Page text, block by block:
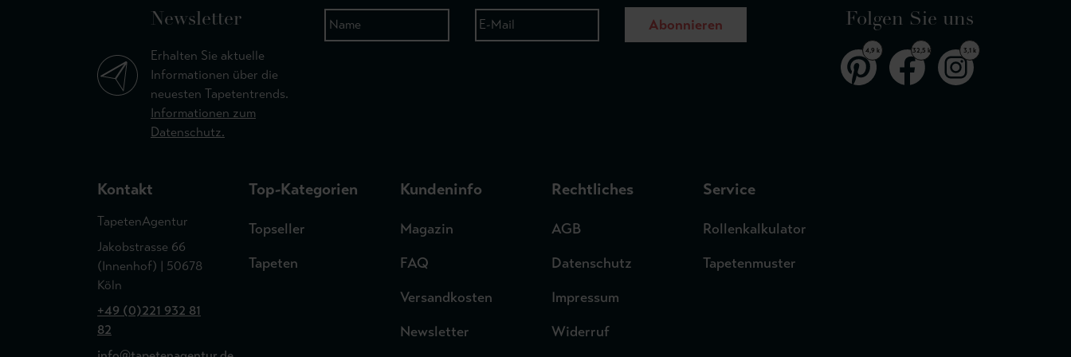
Newsletter
Erhalten Sie aktuelle
Informationen über die
neuesten Tapetentrends.
Informationen zum
Datenschutz.
Abonnieren Folgen Sie uns
4,9 k 32,5 k 3,1 k
Kontakt
TapetenAgentur
Jakobstrasse 66
(Innenhof) | 50678
Köln
+49 (0)221 932 81
82
Top-Kategorien
Topseller
Tapeten
Kundeninfo
Magazin
FAQ
Versandkosten
Newsletter
Rechtliches
AGB
Datenschutz
Impressum
Widerruf
Service
Rollenkalkulator
Tapetenmuster